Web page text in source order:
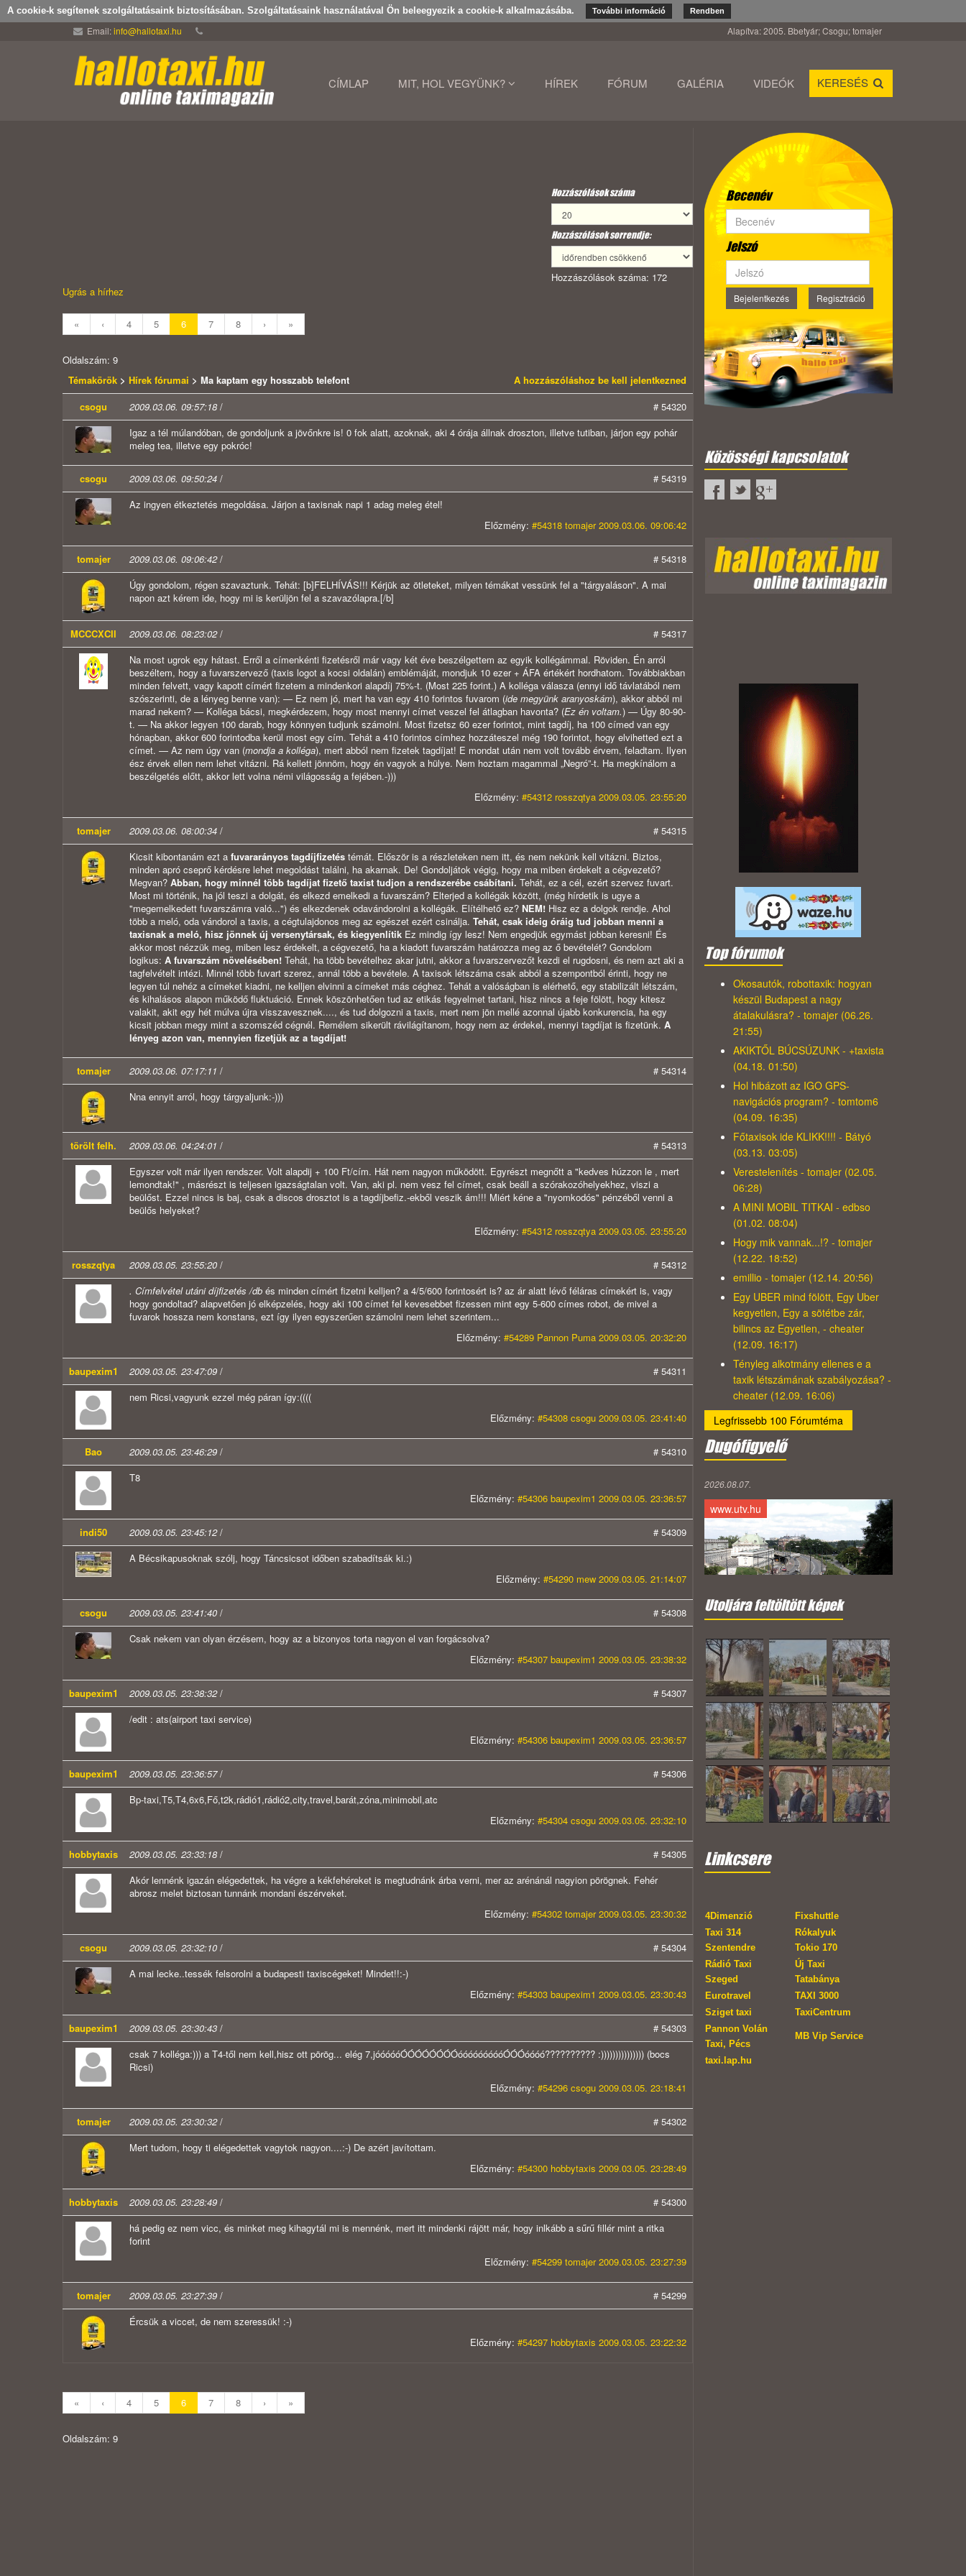
A cookie-k segítenek szolgáltatásaink biztosításában. Szolgáltatásaink használatával Ön beleegyezik a cookie-k alkalmazásába. További információ Rendben
Email:info@hallotaxi.hu Alapítva: 2005. Bbetyár; Csogu; tomajer
CÍMLAP MIT, HOL VEGYÜNK? HÍREK FÓRUM GALÉRIA VIDEÓK KERESÉS
Hozzászólások száma
Hozzászólások sorrendje:
Hozzászólások száma: 172
Ugrás a hírhez
« ‹ 4 5 6 7 8 › »
Oldalszám: 9
Témakörök > Hírek fórumai > Ma kaptam egy hosszabb telefont
A hozzászóláshoz be kell jelentkezned
csogu
2009.03.06. 09:57:18 /
# 54320
Igaz a tél múlandóban, de gondoljunk a jövőnkre is! 0 fok alatt, azoknak, aki 4 órája állnak droszton, illetve tutiban, járjon egy pohár
meleg tea, illetve egy pokróc!
csogu 2009.03.06. 09:50:24 /
# 54319
Az ingyen étkeztetés megoldása. Járjon a taxisnak napi 1 adag meleg étel!
Előzmény: #54318 tomajer 2009.03.06. 09:06:42
tomajer 2009.03.06. 09:06:42/
# 54318
Úgy gondolom, régen szavaztunk. Tehát: [b]FELHÍVÁS!!! Kérjük az ötleteket, milyen témákat vessünk fel a "tárgyaláson". A mai
napon azt kérem ide, hogy mi is kerüljön fel a szavazólapra.[/b]
MCCCXCII 2009.03.06. 08:23:02/
# 54317
Na most ugrok egy hátast. Erről a címenkénti fizetésről már vagy két éve beszélgettem az egyik kollégámmal. Röviden. Én arról
beszéltem, hogy a fuvarszervező (taxis logot a kocsi oldalán) emblémáját, mondjuk 10 ezer + ÁFA értékért hordhatom. Továbbiakban
minden felvett, vagy kapott címért fizetem a mindenkori alapdíj 75%-t. (Most 225 forint.) A kolléga válasza (ennyi idő távlatából nem
szószerinti, de a lényeg benne van): — Ez nem jó, mert ha van egy 410 forintos fuvarom (ide megyünk aranyoskám), akkor abból mi
marad nekem? — Kolléga bácsi, megkérdezem, hogy most mennyi címet veszel fel átlagban havonta? (Ez én voltam.) — Úgy 80-90-
t. — Na akkor legyen 100 darab, hogy könnyen tudjunk számolni. Most fizetsz 60 ezer forintot, mint tagdíj, ha 100 címed van egy
hónapban, akkor 600 forintodba kerül most egy cím. Tehát a 410 forintos címhez hozzáteszel még 190 forintot, hogy elvihetted ezt a
címet. — Az nem úgy van (mondja a kolléga), mert abból nem fizetek tagdíjat! E mondat után nem volt tovább érvem, feladtam. Ilyen
ész érvek ellen nem lehet vitázni. Rá kellett jönnöm, hogy én vagyok a hülye. Nem hoztam magammal „Negró”-t. Ha megkínálom a
beszélgetés előtt, akkor lett volna némi világosság a fejében.-)))
Előzmény: #54312 rosszqtya 2009.03.05. 23:55:20
tomajer 2009.03.06. 08:00:34 /
# 54315
Kicsit kibontanám ezt a fuvararányos tagdíjfizetés témát. Először is a részleteken nem itt, és nem nekünk kell vitázni. Biztos,
minden apró cseprő kérdésre lehet megoldást találni, ha akarnak. De! Gondoljátok végig, hogy ma miben érdekelt a cégvezető?
Megvan? Abban, hogy minnél több tagdíjat fizető taxist tudjon a rendszerébe csábítani. Tehát, ez a cél, ezért szervez fuvart.
Most mi történik, ha jól teszi a dolgát, és elkezd emelkedi a fuvarszám? Elterjed a kollégák között, (még hírdetik is ugye a
"megemelkedett fuvarszámra való...") és elkezdenek odavándorolni a kollégák. Elítélhető ez? NEM! Hisz ez a dolgok rendje. Ahol
több a meló, oda vándorol a taxis, a cégtulajdonos meg az egészet ezért csinálja. Tehát, csak ideig óráig tud jobban menni a
taxisnak a meló, hisz jönnek új versenytársak, és kiegyenlítik Ez mindig így lesz! Nem engedjük egymást jobban keresni! És
akkor most nézzük meg, miben lesz érdekelt, a cégvezető, ha a kiadott fuvarszám határozza meg az ő bevételét? Gondolom
logikus: A fuvarszám növelésében! Tehát, ha több bevételhez akar jutni, akkor a fuvarszervezőt kezdi el rugdosni, és nem azt aki a
tagfelvételt intézi. Minnél több fuvart szerez, annál több a bevétele. A taxisok létszáma csak abból a szempontból érinti, hogy ne
legyen túl nehéz a címeket kiadni, ne kelljen elvinni a címeket más céghez. Tehát a valóságban is elérhető, egy stabilizált létszám,
és kihalásos alapon működő fluktuáció. Ennek köszönhetően tud az etikás fegyelmet tartani, hisz nincs a feje fölött, hogy kitesz
valakit, akit egy hét múlva újra visszavesznek...., és tud dolgozni a taxis, mert nem jön mellé azonnal újabb konkurencia, ha egy
kicsit jobban megy mint a szomszéd cégnél. Remélem sikerült rávilágítanom, hogy nem az érdekel, mennyi tagdíjat is fizetünk. A
lényeg azon van, mennyien fizetjük az a tagdíjat!
tomajer 2009.03.06. 07:17:11 /
# 54314
Nna ennyit arról, hogy tárgyaljunk:-)))
törölt felh. 2009.03.06. 04:24:01 /
# 54313
Egyszer volt már ilyen rendszer. Volt alapdij + 100 Ft/cím. Hát nem nagyon működött. Egyrészt megnőtt a "kedves húzzon le , mert
lemondtak!" , másrészt is teljesen igazságtalan volt. Van, aki pl. nem vesz fel címet, csak beáll a szórakozóhelyekhez, viszi a
beülőst. Ezzel nincs is baj, csak a discos drosztot is a tagdíjbefiz.-ekből veszik ám!!! Miért kéne a "nyomkodós" pénzéből venni a
beülős helyeket?
Előzmény: #54312 rosszqtya 2009.03.05. 23:55:20
rosszqtya 2009.03.05. 23:55:20 /
# 54312
. Címfelvétel utáni díjfizetés /db és minden címért fizetni kelljen? a 4/5/600 forintosért is? az ár alatt lévő féláras címekért is, vagy
hogy gondoltad? alapvetően jó elképzelés, hogy aki 100 címet fel kevesebbet fizessen mint egy 5-600 címes robot, de mivel a
fuvarok hossza nem konstans, ezt így ilyen egyszerűen számolni nem lehet szerintem...
Előzmény: #54289 Pannon Puma 2009.03.05. 20:32:20
baupexim1 2009.03.05. 23:47:09 /
# 54311
nem Ricsi,vagyunk ezzel még páran így:((((
Előzmény: #54308 csogu 2009.03.05. 23:41:40
Bao 2009.03.05. 23:46:29 /
# 54310
T8
Előzmény: #54306 baupexim1 2009.03.05. 23:36:57
indi50 2009.03.05. 23:45:12/
# 54309
A Bécsikapusoknak szólj, hogy Táncsicsot időben szabadítsák ki.:)
Előzmény: #54290 mew 2009.03.05. 21:14:07
csogu 2009.03.05. 23:41:40 /
# 54308
Csak nekem van olyan érzésem, hogy az a bizonyos torta nagyon el van forgácsolva?
Előzmény: #54307 baupexim1 2009.03.05. 23:38:32
baupexim1 2009.03.05. 23:38:32/
# 54307
/edit : ats(airport taxi service)
Előzmény: #54306 baupexim1 2009.03.05. 23:36:57
baupexim1 2009.03.05. 23:36:57/
# 54306
Bp-taxi,T5,T4,6x6,Fő,t2k,rádió1,rádió2,city,travel,barát,zóna,minimobil,atc
Előzmény: #54304 csogu 2009.03.05. 23:32:10
hobbytaxis 2009.03.05. 23:33:18 /
# 54305
Akór lennénk igazán elégedettek, ha végre a kékfehéreket is megtudnánk árba verni, mer az arénánál nagyion pörögnek. Fehér
abrosz melet biztosan tunnánk mondani észérveket.
Előzmény: #54302 tomajer 2009.03.05. 23:30:32
csogu 2009.03.05. 23:32:10 /
# 54304
A mai lecke..tessék felsorolni a budapesti taxiscégeket! Mindet!!:-)
Előzmény: #54303 baupexim1 2009.03.05. 23:30:43
baupexim1 2009.03.05. 23:30:43 /
# 54303
csak 7 kolléga:))) a T4-től nem kell,hisz ott pörög... elég 7,jóóóóóÓÓÓÓÓÓÓÓóóóóóóóóóÓÓÓóóóó?????????? :))))))))))))))) (bocs
Ricsi)
Előzmény: #54296 csogu 2009.03.05. 23:18:41
tomajer 2009.03.05. 23:30:32/
# 54302
Mert tudom, hogy ti elégedettek vagytok nagyon....:-) De azért javítottam.
Előzmény: #54300 hobbytaxis 2009.03.05. 23:28:49
hobbytaxis 2009.03.05. 23:28:49 /
# 54300
há pedig ez nem vicc, és minket meg kihagytál mi is mennénk, mert itt mindenki rájött már, hogy inlkább a sűrű fillér mint a ritka
forint
Előzmény: #54299 tomajer 2009.03.05. 23:27:39
tomajer 2009.03.05. 23:27:39 /
# 54299
Ércsük a viccet, de nem szeressük! :-)
Előzmény: #54297 hobbytaxis 2009.03.05. 23:22:32
« ‹ 4 5 6 7 8 › »
Oldalszám: 9
Becenév
Jelszó
Bejelentkezés Regisztráció
Közösségi kapcsolatok
Top fórumok
Okosautók, robottaxik: hogyan
készül Budapest a nagy
átalakulásra? - tomajer (06.26.
21:55)
AKIKTŐL BÚCSÚZUNK - +taxista
(04.18. 01:50)
Hol hibázott az IGO GPS-
navigációs program? - tomtom6
(04.09. 16:35)
Főtaxisok ide KLIKK!!!! - Bátyó
(03.13. 03:05)
Verestelenítés - tomajer (02.05.
06:28)
A MINI MOBIL TITKAI - edbso
(01.02. 08:04)
Hogy mik vannak...!? - tomajer
(12.22. 18:52)
emillio - tomajer (12.14. 20:56)
Egy UBER mind fölött, Egy Uber
kegyetlen, Egy a sötétbe zár,
bilincs az Egyetlen, - cheater
(12.09. 16:17)
Tényleg alkotmány ellenes e a
taxik létszámának szabályozása? -
cheater (12.09. 16:06)
Legfrissebb 100 Fórumtéma
Dugófigyelő
2026.08.07.
www.utv.hu
Utoljára feltöltött képek
Linkcsere
4Dimenzió
Fixshuttle
Taxi 314
Szentendre
Rókalyuk
Tokio 170
Rádió Taxi
Szeged
Új Taxi
Tatabánya
Eurotravel
TAXI 3000
Sziget taxi
TaxiCentrum
Pannon Volán
Taxi, Pécs
MB Vip Service
taxi.lap.hu